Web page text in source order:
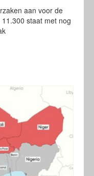
aan voor de
staat met nog